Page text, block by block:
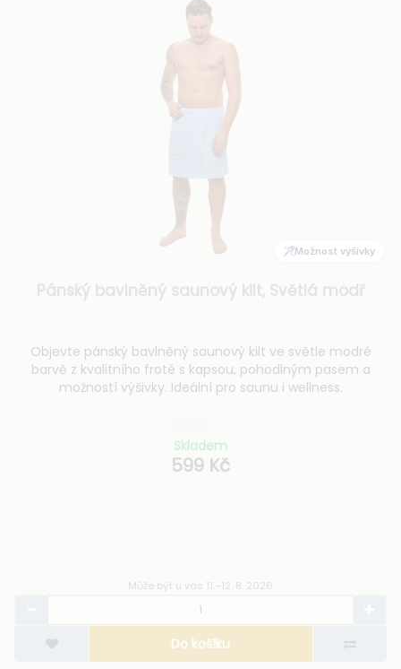
Možnost výšivky
Pánský bavlněný saunový kilt, Světlá modř
Objevte pánský bavlněný saunový kilt ve světle modré
barvě z kvalitního froté s kapsou, pohodlným pasem a
možností výšivky. Ideální pro saunu i wellness.
Skladem
599 Kč
Může být u vás 11.–12. 8. 2026
Do košíku